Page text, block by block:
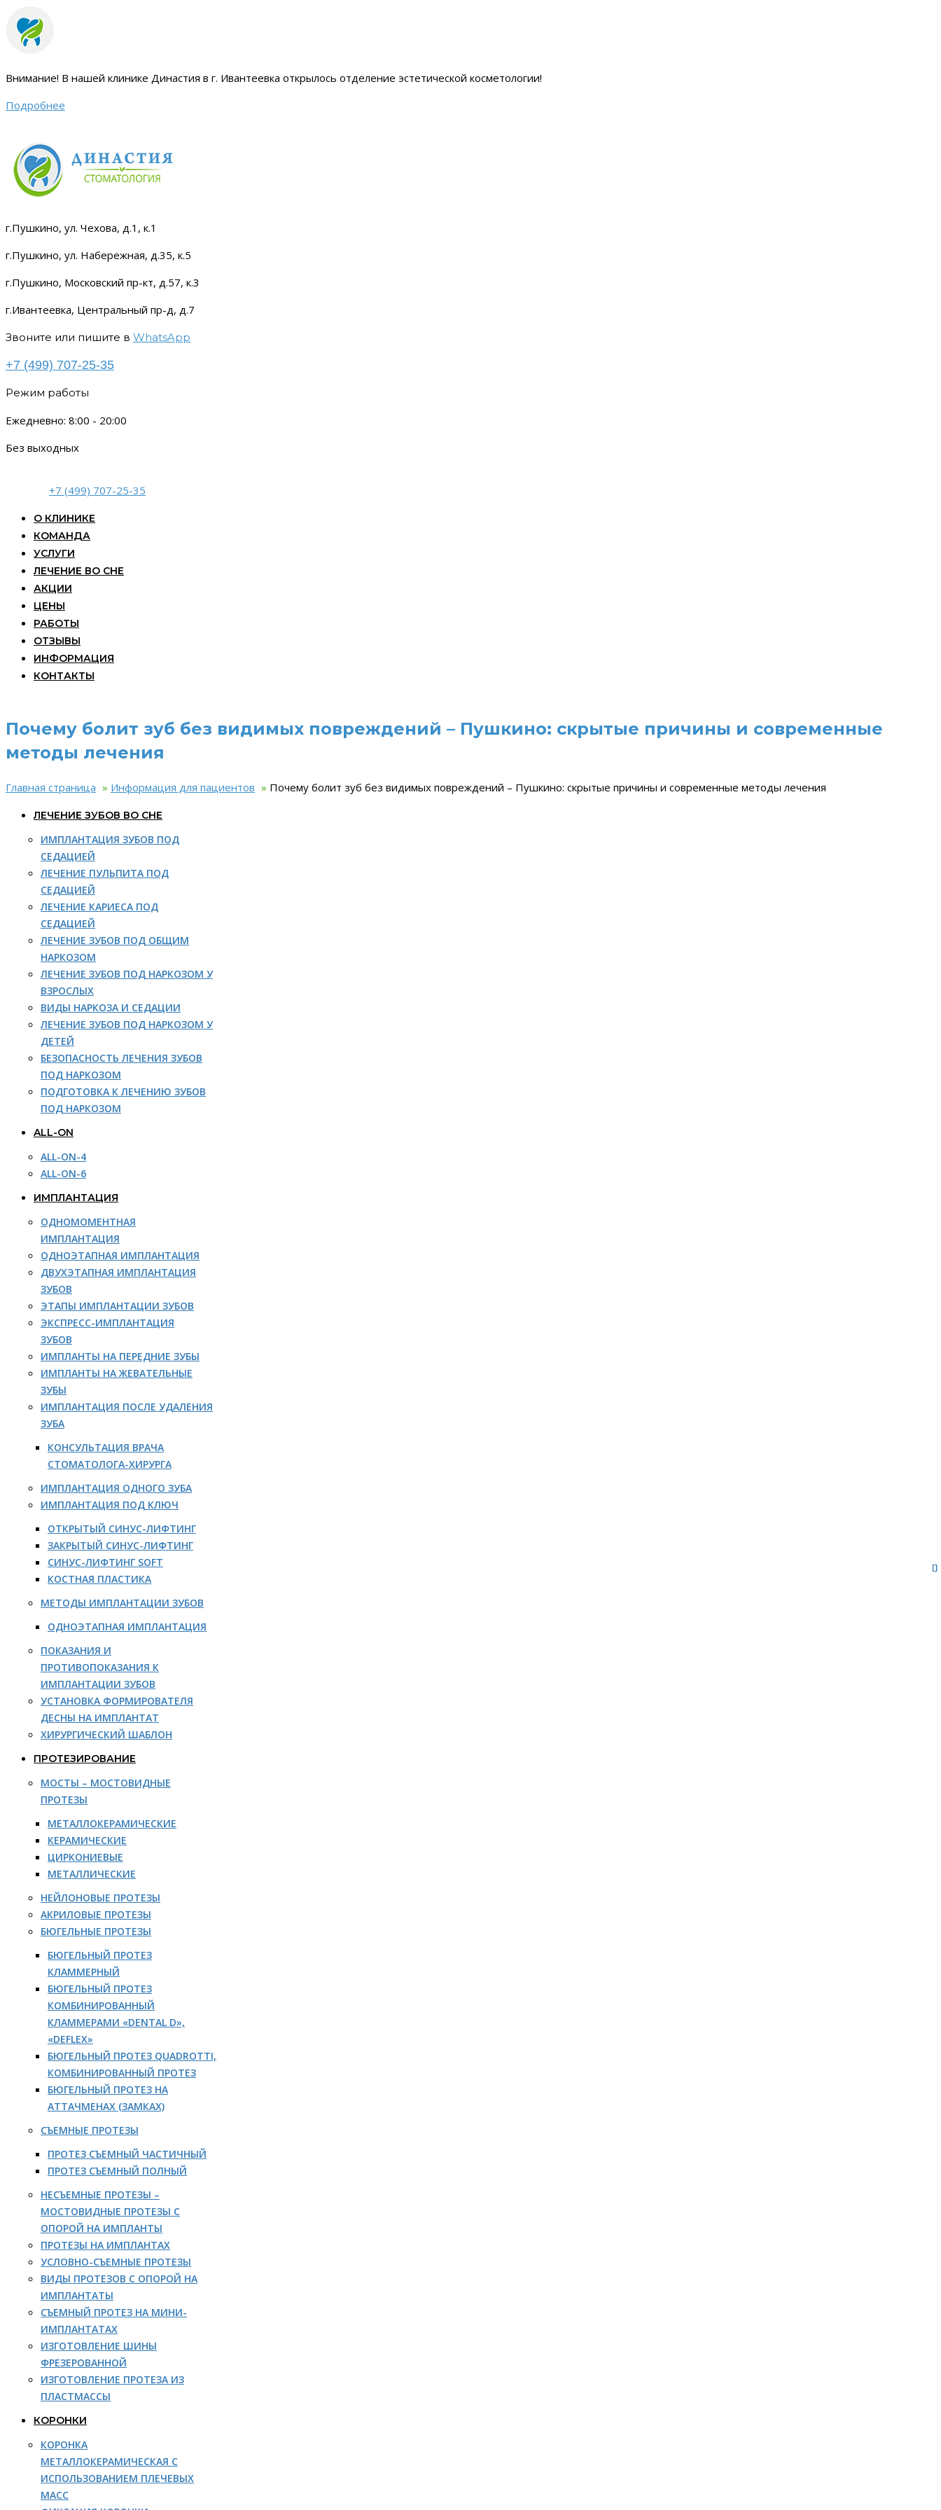
Внимание! В нашей клинике Династия в г. Ивантеевка открылось отделение эстетической косметологии!
Подробнее
г.Пушкино, ул. Чехова, д.1, к.1
г.Пушкино, ул. Набережная, д.35, к.5
г.Пушкино, Московский пр-кт, д.57, к.3
г.Ивантеевка, Центральный пр-д, д.7
Звоните или пишите в WhatsApp
+7 (499) 707-25-35
Режим работы
Ежедневно: 8:00 - 20:00
Без выходных
+7 (499) 707-25-35
О КЛИНИКЕ
КОМАНДА
УСЛУГИ
ЛЕЧЕНИЕ ВО СНЕ
АКЦИИ
ЦЕНЫ
РАБОТЫ
ОТЗЫВЫ
ИНФОРМАЦИЯ
КОНТАКТЫ
Почему болит зуб без видимых повреждений – Пушкино: скрытые причины и современные
методы лечения
Главная страница » Информация для пациентов » Почему болит зуб без видимых повреждений – Пушкино: скрытые причины и современные методы лечения
ЛЕЧЕНИЕ ЗУБОВ ВО СНЕ
ИМПЛАНТАЦИЯ ЗУБОВ ПОД
СЕДАЦИЕЙ
ЛЕЧЕНИЕ ПУЛЬПИТА ПОД
СЕДАЦИЕЙ
ЛЕЧЕНИЕ КАРИЕСА ПОД
СЕДАЦИЕЙ
ЛЕЧЕНИЕ ЗУБОВ ПОД ОБЩИМ
НАРКОЗОМ
ЛЕЧЕНИЕ ЗУБОВ ПОД НАРКОЗОМ У
ВЗРОСЛЫХ
ВИДЫ НАРКОЗА И СЕДАЦИИ
ЛЕЧЕНИЕ ЗУБОВ ПОД НАРКОЗОМ У
ДЕТЕЙ
БЕЗОПАСНОСТЬ ЛЕЧЕНИЯ ЗУБОВ
ПОД НАРКОЗОМ
ПОДГОТОВКА К ЛЕЧЕНИЮ ЗУБОВ
ПОД НАРКОЗОМ
ALL-ON
ALL-ON-4
ALL-ON-6
ИМПЛАНТАЦИЯ
ОДНОМОМЕНТНАЯ
ИМПЛАНТАЦИЯ
ОДНОЭТАПНАЯ ИМПЛАНТАЦИЯ
ДВУХЭТАПНАЯ ИМПЛАНТАЦИЯ
ЗУБОВ
ЭТАПЫ ИМПЛАНТАЦИИ ЗУБОВ
ЭКСПРЕСС-ИМПЛАНТАЦИЯ
ЗУБОВ
ИМПЛАНТЫ НА ПЕРЕДНИЕ ЗУБЫ
ИМПЛАНТЫ НА ЖЕВАТЕЛЬНЫЕ
ЗУБЫ
ИМПЛАНТАЦИЯ ПОСЛЕ УДАЛЕНИЯ
ЗУБА
КОНСУЛЬТАЦИЯ ВРАЧА
СТОМАТОЛОГА-ХИРУРГА
ИМПЛАНТАЦИЯ ОДНОГО ЗУБА
ИМПЛАНТАЦИЯ ПОД КЛЮЧ
ОТКРЫТЫЙ СИНУС-ЛИФТИНГ
ЗАКРЫТЫЙ СИНУС-ЛИФТИНГ
СИНУС-ЛИФТИНГ SOFT
КОСТНАЯ ПЛАСТИКА
МЕТОДЫ ИМПЛАНТАЦИИ ЗУБОВ
ОДНОЭТАПНАЯ ИМПЛАНТАЦИЯ
ПОКАЗАНИЯ И
ПРОТИВОПОКАЗАНИЯ К
ИМПЛАНТАЦИИ ЗУБОВ
УСТАНОВКА ФОРМИРОВАТЕЛЯ
ДЕСНЫ НА ИМПЛАНТАТ
ХИРУРГИЧЕСКИЙ ШАБЛОН
ПРОТЕЗИРОВАНИЕ
МОСТЫ – МОСТОВИДНЫЕ
ПРОТЕЗЫ
МЕТАЛЛОКЕРАМИЧЕСКИЕ
КЕРАМИЧЕСКИЕ
ЦИРКОНИЕВЫЕ
МЕТАЛЛИЧЕСКИЕ
НЕЙЛОНОВЫЕ ПРОТЕЗЫ
АКРИЛОВЫЕ ПРОТЕЗЫ
БЮГЕЛЬНЫЕ ПРОТЕЗЫ
БЮГЕЛЬНЫЙ ПРОТЕЗ
КЛАММЕРНЫЙ
БЮГЕЛЬНЫЙ ПРОТЕЗ
КОМБИНИРОВАННЫЙ
КЛАММЕРАМИ «DENTAL D»,
«DEFLEX»
БЮГЕЛЬНЫЙ ПРОТЕЗ QUADROTTI,
КОМБИНИРОВАННЫЙ ПРОТЕЗ
БЮГЕЛЬНЫЙ ПРОТЕЗ НА
АТТАЧМЕНАХ (ЗАМКАХ)
СЪЕМНЫЕ ПРОТЕЗЫ
ПРОТЕЗ СЪЕМНЫЙ ЧАСТИЧНЫЙ
ПРОТЕЗ СЪЕМНЫЙ ПОЛНЫЙ
НЕСЪЕМНЫЕ ПРОТЕЗЫ –
МОСТОВИДНЫЕ ПРОТЕЗЫ С
ОПОРОЙ НА ИМПЛАНТЫ
ПРОТЕЗЫ НА ИМПЛАНТАХ
УСЛОВНО-СЪЕМНЫЕ ПРОТЕЗЫ
ВИДЫ ПРОТЕЗОВ С ОПОРОЙ НА
ИМПЛАНТАТЫ
СЪЕМНЫЙ ПРОТЕЗ НА МИНИ-
ИМПЛАНТАТАХ
ИЗГОТОВЛЕНИЕ ШИНЫ
ФРЕЗЕРОВАННОЙ
ИЗГОТОВЛЕНИЕ ПРОТЕЗА ИЗ
ПЛАСТМАССЫ
КОРОНКИ
КОРОНКА
МЕТАЛЛОКЕРАМИЧЕСКАЯ С
ИСПОЛЬЗОВАНИЕМ ПЛЕЧЕВЫХ
МАСС